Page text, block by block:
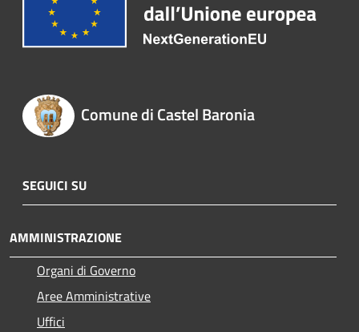
Comune di Castel Baronia
SEGUICI SU
AMMINISTRAZIONE
Organi di Governo
Aree Amministrative
Uffici